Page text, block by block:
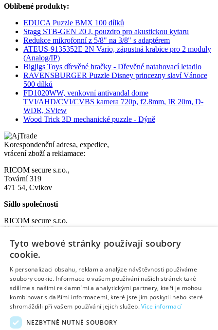
Oblíbené produkty:
EDUCA Puzzle BMX 100 dílků
Stagg STB-GEN 20 J, pouzdro pro akustickou kytaru
Redukce mikrofonní z 5/8" na 3/8" s adaptérem
ATEUS-9135352E 2N Vario, zápustná krabice pro 2 moduly
(Analog/IP)
Bigjigs Toys dřevěné hračky - Dřevěné natahovací letadlo
RAVENSBURGER Puzzle Disney princezny slaví Vánoce
500 dílků
FD1020WW, venkovní antivandal dome
TVI/AHD/CVI/CVBS kamera 720p, f2.8mm, IR 20m, D-
WDR, SView
Wood Trick 3D mechanické puzzle - Dýně
Korespondenční adresa, expedice,
vrácení zboží a reklamace:
RICOM secure s.r.o.,
Tovární 319
471 54, Cvikov
Sídlo společnosti
RICOM secure s.r.o.
Na Bělidle 1135
Liberec VI-Rochlice
460 06 Liberec
DIČ: CZ08572852
Užitečné informace:
Pobočky a otevírací doba
Tyto webové stránky používají soubory
cookie.
K personalizaci obsahu, reklam a analýze návštěvnosti používáme
soubory cookie. Informace o vašem používání našich stránek také
sdílíme s našimi reklamními a analytickými partnery, kteří je mohou
kombinovat s dalšími informacemi, které jste jim poskytli nebo které
shromáždili při vašem používání jejich služeb.Více informací
NEZBYTNĚ NUTNÉ SOUBORY